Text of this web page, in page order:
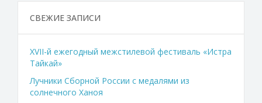
СВЕЖИЕ ЗАПИСИ
XVII-й ежегодный межстилевой фестиваль «Истра
Тайкай»
Лучники Сборной России с медалями из
солнечного Ханоя